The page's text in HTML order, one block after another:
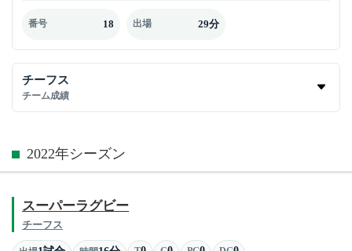
番号 18 出場 29分
チーフス
チーム成績
2022年シーズン
スーパーラグビー
チーフス